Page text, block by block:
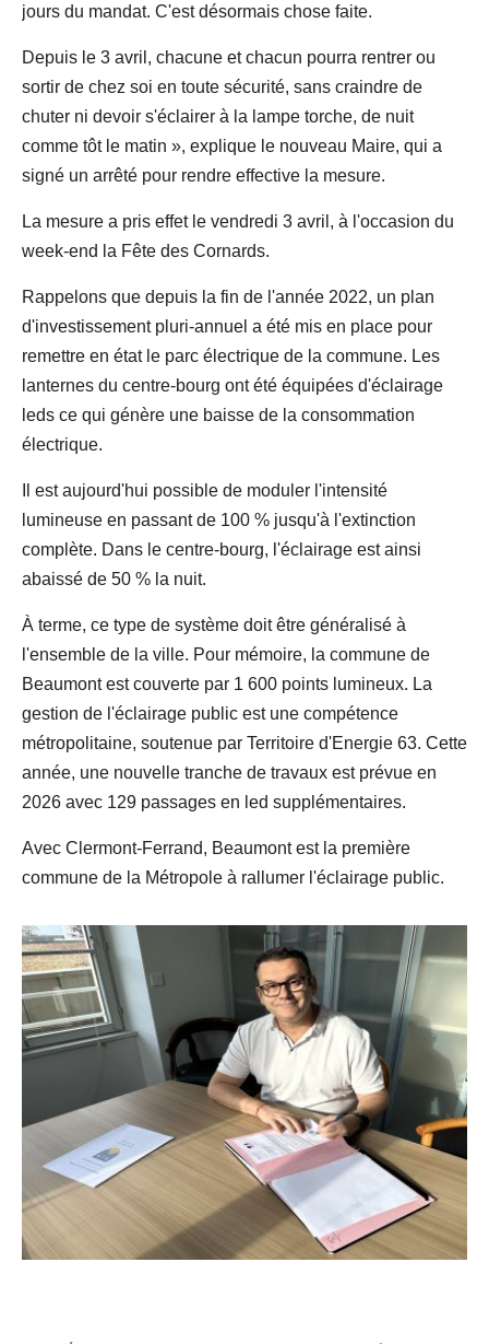
jours du mandat. C'est désormais chose faite.
Depuis le 3 avril, chacune et chacun pourra rentrer ou
sortir de chez soi en toute sécurité, sans craindre de
chuter ni devoir s'éclairer à la lampe torche, de nuit
comme tôt le matin », explique le nouveau Maire, qui a
signé un arrêté pour rendre effective la mesure.
La mesure a pris effet le vendredi 3 avril, à l'occasion du
week-end la Fête des Cornards.
Rappelons que depuis la fin de l'année 2022, un plan
d'investissement pluri-annuel a été mis en place pour
remettre en état le parc électrique de la commune. Les
lanternes du centre-bourg ont été équipées d'éclairage
leds ce qui génère une baisse de la consommation
électrique.
Il est aujourd'hui possible de moduler l'intensité
lumineuse en passant de 100 % jusqu'à l'extinction
complète. Dans le centre-bourg, l'éclairage est ainsi
abaissé de 50 % la nuit.
À terme, ce type de système doit être généralisé à
l'ensemble de la ville. Pour mémoire, la commune de
Beaumont est couverte par 1 600 points lumineux. La
gestion de l'éclairage public est une compétence
métropolitaine, soutenue par Territoire d'Energie 63. Cette
année, une nouvelle tranche de travaux est prévue en
2026 avec 129 passages en led supplémentaires.
Avec Clermont-Ferrand, Beaumont est la première
commune de la Métropole à rallumer l'éclairage public.